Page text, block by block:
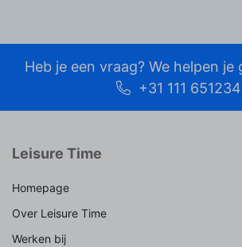
Heb je een vraag? We helpen je
+31 111 651234
Leisure Time
Homepage
Over Leisure Time
Werken bij